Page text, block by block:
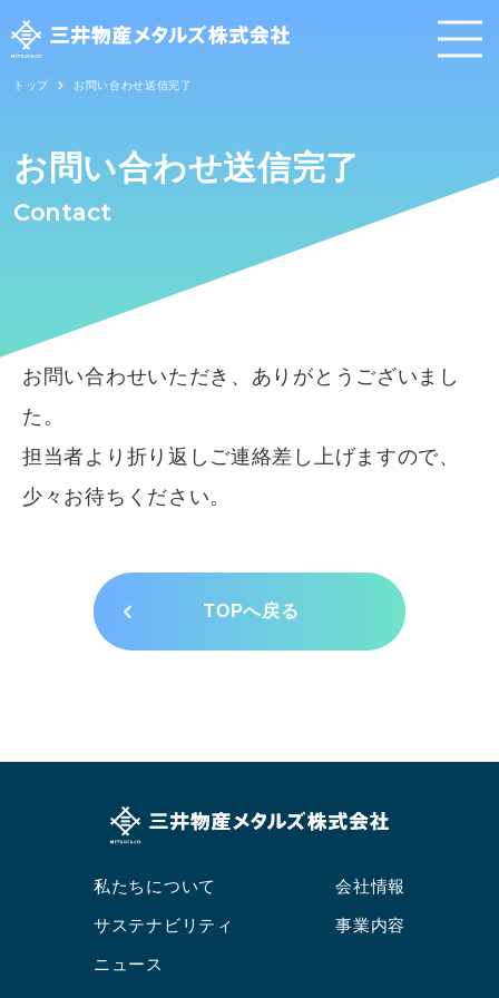
会社情報
事業内容
採用情報
お問い合わせ
ニュース
リンクについて サイトマップ
トップ お問い合わせ送信完了
お問い合わせ送信完了
Contact
お問い合わせいただき、ありがとうございまし
た。
担当者より折り返しご連絡差し上げますので、
少々お待ちください。
TOPへ戻る
私たちについて
サステナビリティ
ニュース
会社情報
事業内容